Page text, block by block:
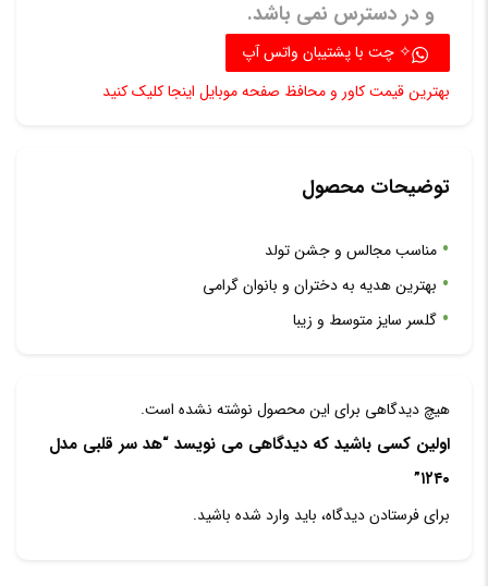
و در دسترس نمی باشد.
✧ چت با پشتیبان واتس آپ
بهترین قیمت کاور و محافظ صفحه موبایل اینجا کلیک کنید
توضیحات محصول
مناسب مجالس و جشن تولد
بهترین هدیه به دختران و بانوان گرامی
گلسر سایز متوسط و زیبا
هیچ دیدگاهی برای این محصول نوشته نشده است.
اولین کسی باشید که دیدگاهی می نویسد “هد سر قلبی مدل
۱۲۴۰”
برای فرستادن دیدگاه، باید وارد شده باشید.